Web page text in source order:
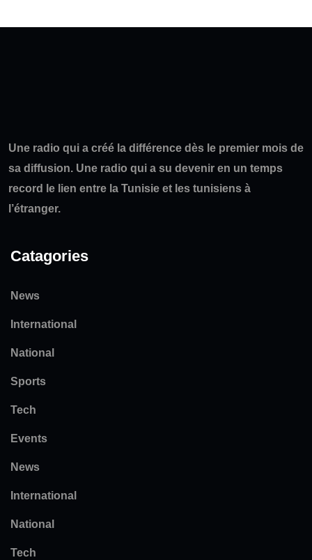
Une radio qui a créé la différence dès le premier mois de
sa diffusion. Une radio qui a su devenir en un temps
record le lien entre la Tunisie et les tunisiens à
l’étranger.
Catagories
News
International
National
Sports
Tech
Events
News
International
National
Tech